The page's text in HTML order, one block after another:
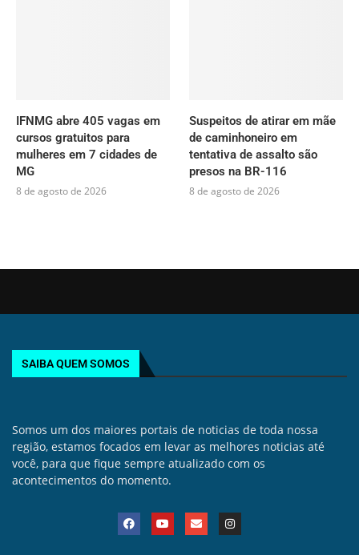
IFNMG abre 405 vagas em
cursos gratuitos para
mulheres em 7 cidades de
MG
8 de agosto de 2026
Suspeitos de atirar em mãe
de caminhoneiro em
tentativa de assalto são
presos na BR-116
8 de agosto de 2026
SAIBA QUEM SOMOS
Somos um dos maiores portais de noticias de toda nossa
região, estamos focados em levar as melhores noticias até
você, para que fique sempre atualizado com os
acontecimentos do momento.